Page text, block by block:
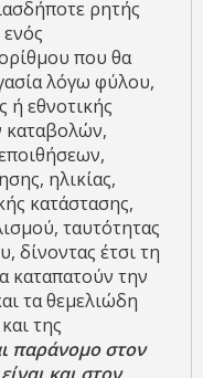
ρητής
που θα
λόγω φύλου,
ή εθνοτικής
καταβολών,
ηλικίας,
κατάστασης,
ταυτότητας
δίνοντας έτσι τη
καταπατούν την
τα θεμελιώδη
της
παράνομο στον